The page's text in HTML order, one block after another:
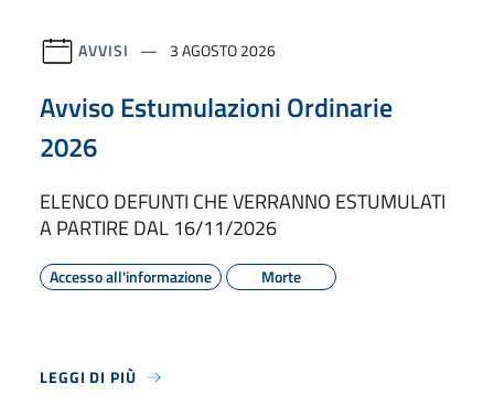
AVVISI 3 AGOSTO 2026
Avviso Estumulazioni Ordinarie
2026
ELENCO DEFUNTI CHE VERRANNO ESTUMULATI
A PARTIRE DAL 16/11/2026
Accesso all'informazione Morte
LEGGI DI PIÙ